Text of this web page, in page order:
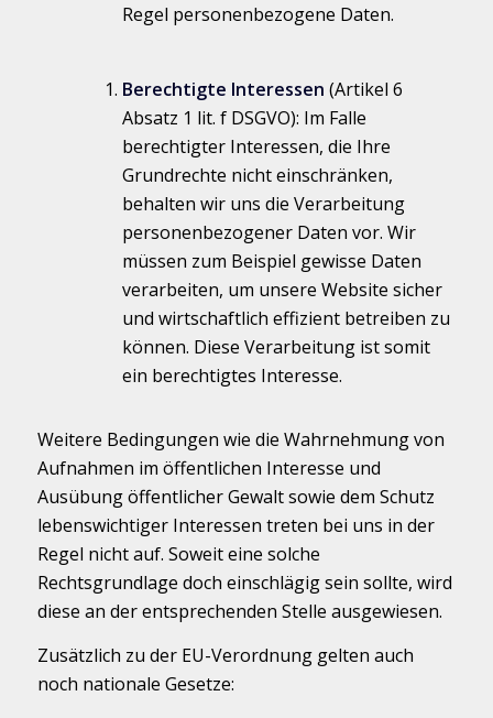
Regel personenbezogene Daten.
Berechtigte Interessen (Artikel 6
Absatz 1 lit. f DSGVO): Im Falle
berechtigter Interessen, die Ihre
Grundrechte nicht einschränken,
behalten wir uns die Verarbeitung
personenbezogener Daten vor. Wir
müssen zum Beispiel gewisse Daten
verarbeiten, um unsere Website sicher
und wirtschaftlich effizient betreiben zu
können. Diese Verarbeitung ist somit
ein berechtigtes Interesse.
Weitere Bedingungen wie die Wahrnehmung von
Aufnahmen im öffentlichen Interesse und
Ausübung öffentlicher Gewalt sowie dem Schutz
lebenswichtiger Interessen treten bei uns in der
Regel nicht auf. Soweit eine solche
Rechtsgrundlage doch einschlägig sein sollte, wird
diese an der entsprechenden Stelle ausgewiesen.
Zusätzlich zu der EU-Verordnung gelten auch
noch nationale Gesetze: